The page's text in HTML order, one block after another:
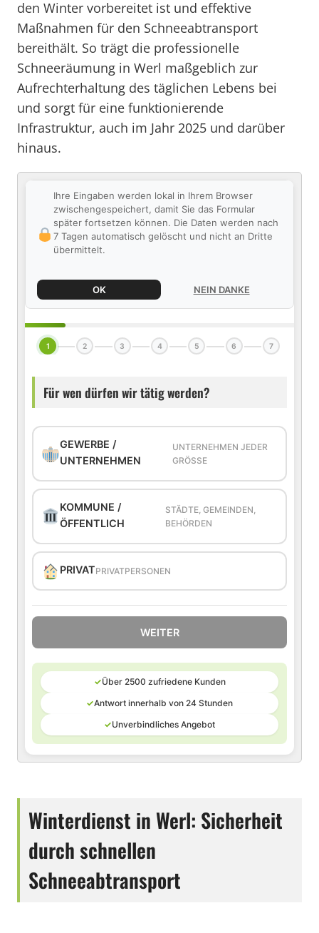
den Winter vorbereitet ist und effektive
Maßnahmen für den Schneeabtransport
bereithält. So trägt die professionelle
Schneeräumung in Werl maßgeblich zur
Aufrechterhaltung des täglichen Lebens bei
und sorgt für eine funktionierende
Infrastruktur, auch im Jahr 2025 und darüber
hinaus.
Ihre Eingaben werden lokal in Ihrem Browser
zwischengespeichert, damit Sie das Formular
später fortsetzen können. Die Daten werden nach
7 Tagen automatisch gelöscht und nicht an Dritte
übermittelt.
OK NEIN DANKE
1 2 3 4 5 6 7
Für wen dürfen wir tätig werden?
GEWERBE /
UNTERNEHMEN
UNTERNEHMEN JEDER
GRÖSSE
KOMMUNE /
ÖFFENTLICH
STÄDTE, GEMEINDEN,
BEHÖRDEN
PRIVATPRIVATPERSONEN
WEITER
✓Über 2500 zufriedene Kunden
✓Antwort innerhalb von 24 Stunden
✓Unverbindliches Angebot
Winterdienst in Werl: Sicherheit
durch schnellen
Schneeabtransport